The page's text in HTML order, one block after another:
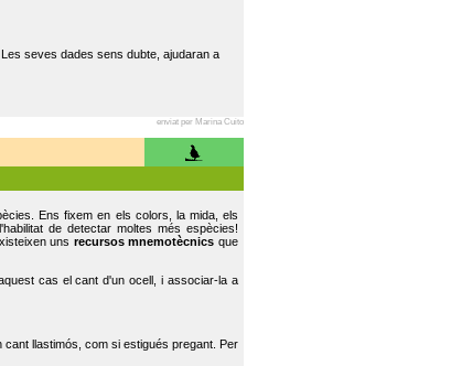
seves dades sens dubte, ajudaran a
enviat per Marina Cuito
Ens fixem en els colors, la mida, els
de detectar moltes més espècies!
uns recursos mnemotècnics que
cas el cant d'un ocell, i associar-la a
llastimós, com si estigués pregant. Per